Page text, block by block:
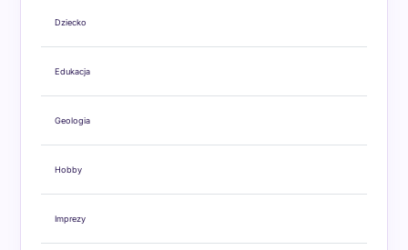
Dziecko
Edukacja
Geologia
Hobby
Imprezy